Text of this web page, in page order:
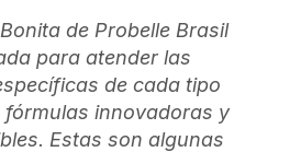
de Probelle Brasil
para atender las
de cada tipo
fórmulas innovadoras y
Estas son algunas